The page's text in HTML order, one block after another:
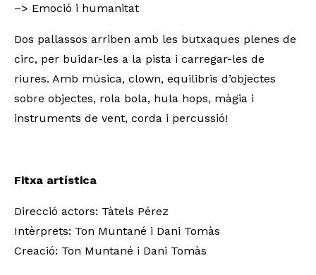
–> Emoció i humanitat
Dos pallassos arriben amb les butxaques plenes de
circ, per buidar-les a la pista i carregar-les de
riures. Amb música, clown, equilibris d’objectes
sobre objectes, rola bola, hula hops, màgia i
instruments de vent, corda i percussió!
Fitxa artística
Direcció actors: Tàtels Pérez
Intèrprets: Ton Muntané i Dani Tomàs
Creació: Ton Muntané i Dani Tomàs